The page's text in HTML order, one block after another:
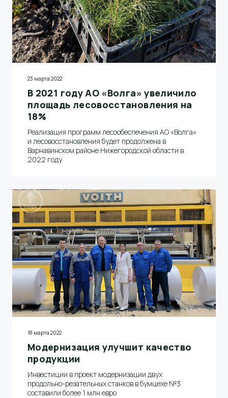
23 марта 2022
В 2021 году АО «Волга» увеличило
площадь лесовосстановления на
18%
Реализация программ лесообеспечения АО «Волга»
и лесовосстановления будет продолжена в
Варнавинском районе Нижегородской области в
2022 году
18 марта 2022
Модернизация улучшит качество
продукции
Инвестиции в проект модернизации двух
продольно-резательных станков в бумцехе №3
составили более 1 млн евро